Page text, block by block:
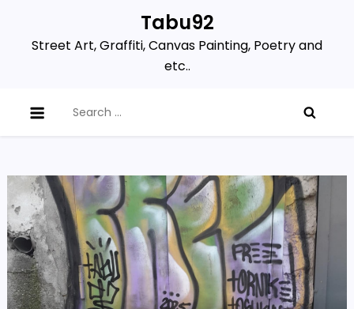
content
Tabu92
Street Art, Graffiti, Canvas Painting, Poetry and
etc..
for: